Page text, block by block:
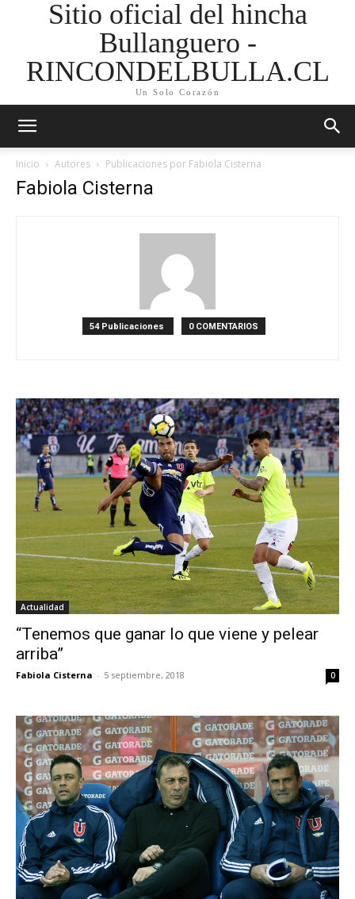
Sitio oficial del hincha
Bullanguero -
RINCONDELBULLA.CL
Un Solo Corazón
Inicio Autores Publicaciones por Fabiola Cisterna
Fabiola Cisterna
54 Publicaciones 0 COMENTARIOS
Actualidad
“Tenemos que ganar lo que viene y pelear
arriba”
Fabiola Cisterna - 5 septiembre, 2018 0